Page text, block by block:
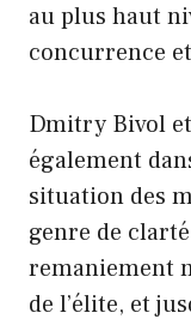
au plus haut
concurrence
Dmitry Bivol
également
situation des
genre de
remaniement
de l’élite, et